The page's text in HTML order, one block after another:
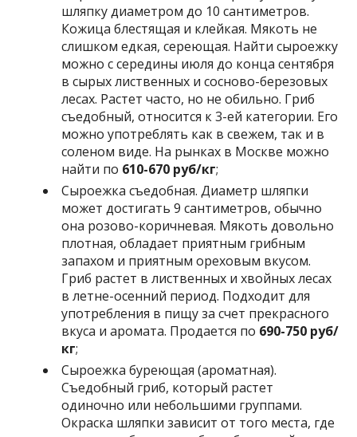
шляпку диаметром до 10 сантиметров.
Кожица блестящая и клейкая. Мякоть не
слишком едкая, сереющая. Найти сыроежку
можно с середины июля до конца сентября
в сырых лиственных и сосново-березовых
лесах. Растет часто, но не обильно. Гриб
съедобный, относится к 3-ей категории. Его
можно употреблять как в свежем, так и в
соленом виде. На рынках в Москве можно
найти по 610-670 руб/кг;
Сыроежка съедобная. Диаметр шляпки
может достигать 9 сантиметров, обычно
она розово-коричневая. Мякоть довольно
плотная, обладает приятным грибным
запахом и приятным ореховым вкусом.
Гриб растет в лиственных и хвойных лесах
в летне-осенний период. Подходит для
употребления в пищу за счет прекрасного
вкуса и аромата. Продается по 690-750 руб/
кг;
Сыроежка буреющая (ароматная).
Съедобный гриб, который растет
одиночно или небольшими группами.
Окраска шляпки зависит от того места, где